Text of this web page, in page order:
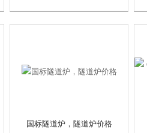
国标隧道炉，隧道炉价格